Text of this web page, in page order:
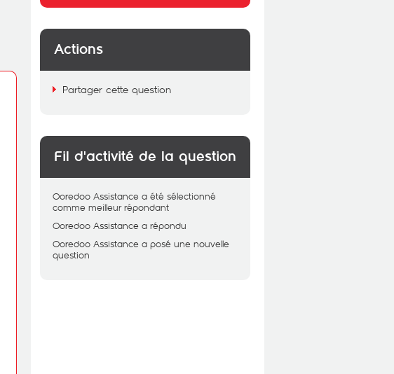
Actions
Partager cette question
Fil d'activité de la question
Ooredoo Assistance a été sélectionné
comme meilleur répondant
Ooredoo Assistance a répondu
Ooredoo Assistance a posé une nouvelle
question